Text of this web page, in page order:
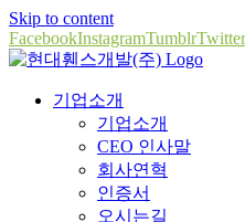
Skip to content
FacebookInstagramTumblrTwitter
기업소개
기업소개
CEO 인사말
회사연혁
인증서
오시는길